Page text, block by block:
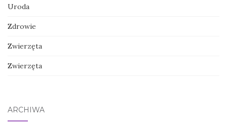
Uroda
Zdrowie
Zwierzęta
Zwierzęta
ARCHIWA